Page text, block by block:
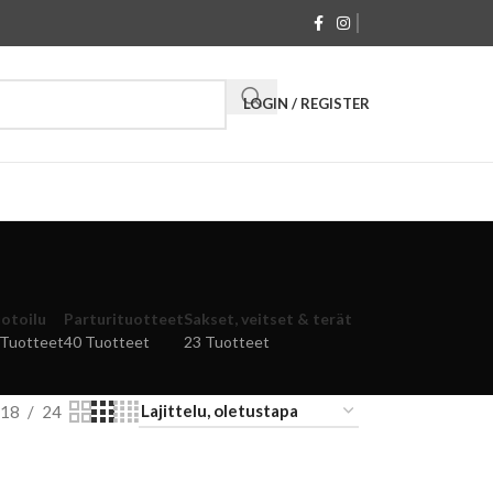
LOGIN / REGISTER
Parturituotteet
40 Tuotteet
Sakset, veitset & terät
23 Tuotteet
18 24